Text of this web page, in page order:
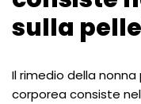
sulla
Il rimedio della
corporea consiste